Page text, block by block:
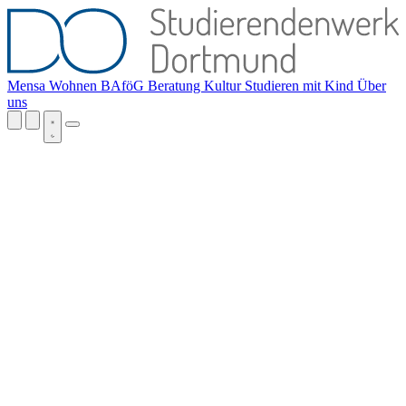
Mensa Wohnen BAföG Beratung Kultur Studieren mit Kind Über
uns